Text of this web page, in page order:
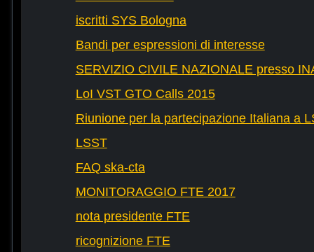
iscritti SYS Bologna
Bandi per espressioni di interesse
SERVIZIO CIVILE NAZIONALE presso
LoI VST GTO Calls 2015
Riunione per la partecipazione Italiana a
LSST
FAQ ska-cta
MONITORAGGIO FTE 2017
nota presidente FTE
ricognizione FTE